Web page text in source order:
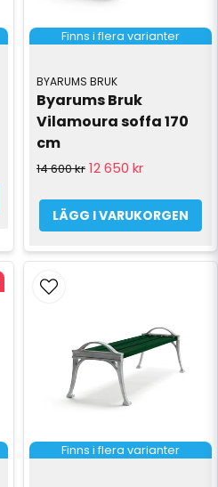
Finns i flera varianter
BYARUMS BRUK
Byarums Bruk
Vilamoura soffa 170
cm
14 600 kr 12 650 kr
LÄGG I VARUKORGEN
Finns i flera varianter